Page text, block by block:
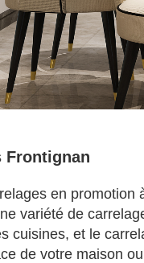
Frontignan
en
variété de
cuisines, et le
de votre maison